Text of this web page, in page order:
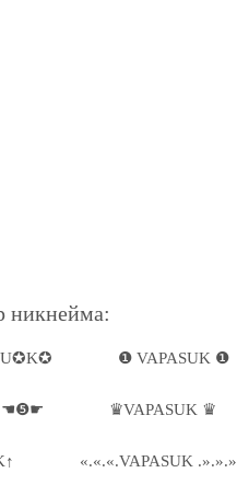
никнейма:
❶ VAPASUK ❶
☚❺☛ ♛VAPASUK ♛
«.«.«.VAPASUK .».».»